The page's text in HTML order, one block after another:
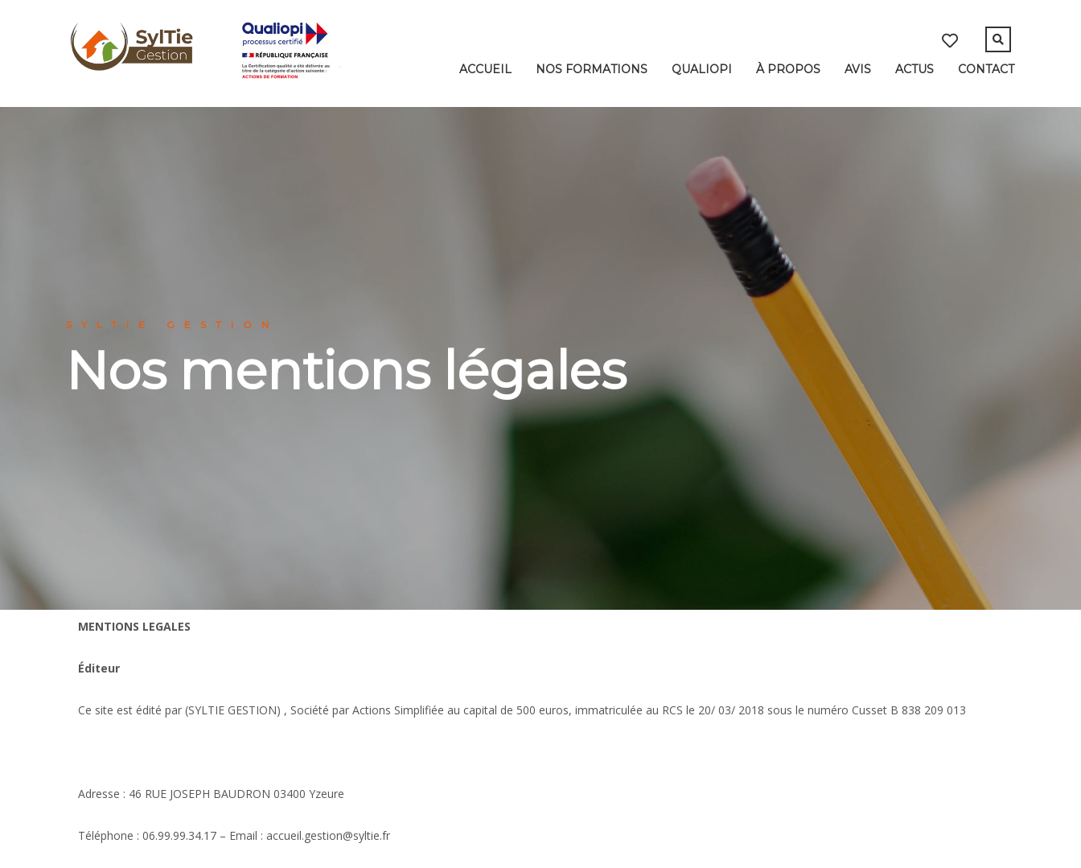
ACCUEIL NOS FORMATIONS QUALIOPI À PROPOS AVIS ACTUS CONTACT
SYLTIE GESTION
Nos mentions légales
MENTIONS LEGALES
Éditeur
Ce site est édité par (SYLTIE GESTION) , Société par Actions Simplifiée au capital de 500 euros, immatriculée au RCS le 20/ 03/ 2018 sous le numéro Cusset B 838 209 013
Adresse : 46 RUE JOSEPH BAUDRON 03400 Yzeure
Téléphone : 06.99.99.34.17 – Email : accueil.gestion@syltie.fr